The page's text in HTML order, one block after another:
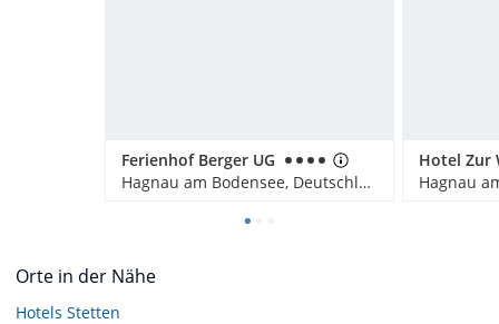
Ferienhof Berger UG
Hagnau am Bodensee, Deutschland
Orte in der Nähe
Hotels Stetten